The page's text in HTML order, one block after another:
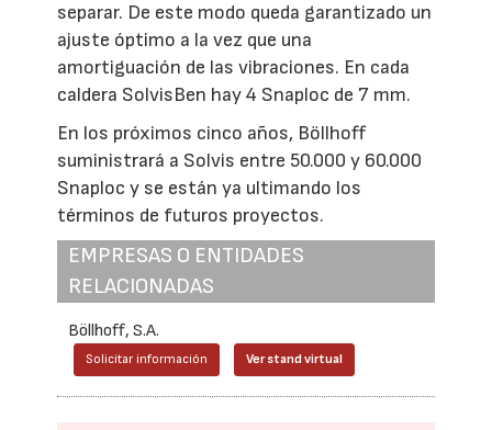
separar. De este modo queda garantizado un
ajuste óptimo a la vez que una
amortiguación de las vibraciones. En cada
caldera SolvisBen hay 4 Snaploc de 7 mm.
En los próximos cinco años, Böllhoff
suministrará a Solvis entre 50.000 y 60.000
Snaploc y se están ya ultimando los
términos de futuros proyectos.
EMPRESAS O ENTIDADES
RELACIONADAS
Böllhoff, S.A.
Solicitar información Ver stand virtual